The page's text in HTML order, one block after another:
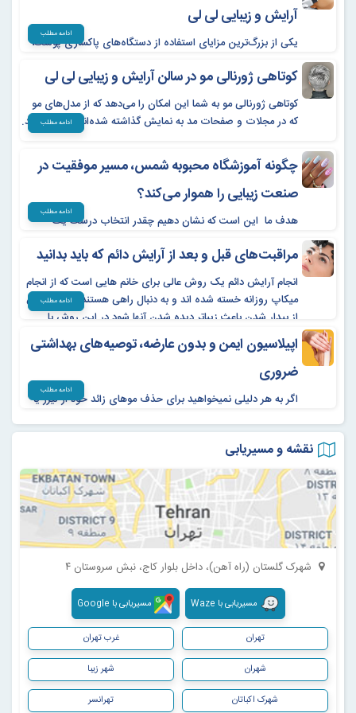
- *آرایشگری بین‌المللی (مدرک فنی‌حرفه‌ای)
هدیه ما روی این پکیج آموزش عکاسی، فیلم برداری، ادیت،
پشتیبانی آنلاین ۶ ماهه
آرایش و زیبایی لی لی
یکی از بزرگ‌ترین مزایای استفاده از دستگاه‌های پاکسازی پوست،
حرفه‌ای می‌توانند به راحتی آلودگی‌ها، چربی‌های اضافی، سلول‌های
مرده و ناخالصی‌هایی که به‌طور طبیعی در سطح پوست تجمع
می‌یابند را از بین ببرند
ادامه مطلب
کوتاهی ژورنالی مو در سالن آرایش و زیبایی لی لی
کوتاهی ژورنالی مو به شما این امکان را می‌دهد که از مدل‌های مو
که در مجلات و صفحات مد به نمایش گذاشته شده‌اند، الهام بگیرید.
ادامه مطلب
چگونه آموزشگاه محبوبه شمس، مسیر موفقیت در
صنعت زیبایی را هموار می‌کند؟
هدف ما این است که نشان دهیم چقدر انتخاب درست یک
نقش آموزشگاه محبوبه شمس در تربیت متخصصان حوزه زیبایی
می‌پردازیم
ادامه مطلب
مراقبت‌های قبل و بعد از آرایش دائم که باید بدانید
انجام آرایش دائم یک روش عالی برای خانم هایی است که از انجام
میکاپ روزانه خسته شده اند و به دنبال راهی هستند که حتی پس
از بیدار شدن باعث زیباتر دیده شدن آنها شود.در این روش با
استفاده از دستگاه مخصوص رنگ را به لایه های سطحی پوست
تزریق کرده وفرم و رنگ اجزای صورت مانند چشم،لب و ابرو را
بهبود بخشند.
ادامه مطلب
اپیلاسیون ایمن و بدون عارضه، توصیه‌های بهداشتی
ضروری
اگر به هر دلیلی نمیخواهید برای حذف موهای زائد خود از لیزر یا
برای حذف موهای زائد شما باشد. در این روش بر خلاف استفاده از
ژیلت موها از فولیکول خارج شده و باعث میشود در طی مدت
زمان طولانی تری بدن بدون مو باقی بماند.
ادامه مطلب
نقشه و مسیریابی
شهرک گلستان (راه آهن)، داخل بلوار کاج، نبش سروستان ۴
مسیریابی با Waze مسیریابی با Google
تهران غرب تهران
شهران شهر زیبا
شهرک اکباتان تهرانسر